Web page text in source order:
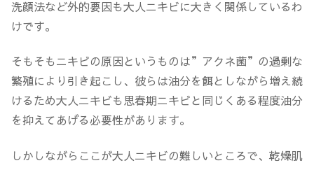
洗顔法など外的要因も大人ニキビに大きく関係しているわ
けです。
そもそもニキビの原因というものは”アクネ菌”の過剰な
繁殖により引き起こし、彼らは油分を餌としながら増え続
けるため大人ニキビも思春期ニキビと同じくある程度油分
を抑えてあげる必要性があります。
しかしながらここが大人ニキビの難しいところで、乾燥肌